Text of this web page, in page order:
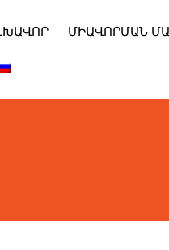
ՄԻԱՎՈՐՄԱՆ